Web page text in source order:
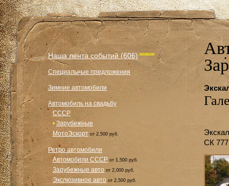
Наша лента событий (606) новое
Специальные предложения
Зимние автомобили
Автомобиль на свадьбу
СССР
• Зарубежные
МотоЭскорт от 2,500 руб.
Ретро автомобили
Автомобили СССР от 1,500 руб.
Зарубежные авто от 2,000 руб.
Экслюзивное авто от 2,500 руб.
СК